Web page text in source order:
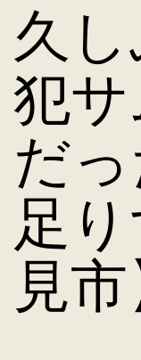
久
犯
だ
足
見市